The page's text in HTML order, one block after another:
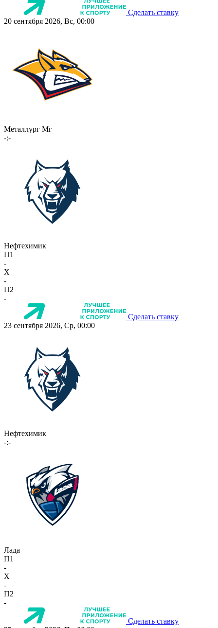
Сделать ставку
20 сентября 2026, Вс, 00:00
Металлург Мг
-:-
Нефтехимик
П1
-
X
-
П2
-
Сделать ставку
23 сентября 2026, Ср, 00:00
Нефтехимик
-:-
Лада
П1
-
X
-
П2
-
Сделать ставку